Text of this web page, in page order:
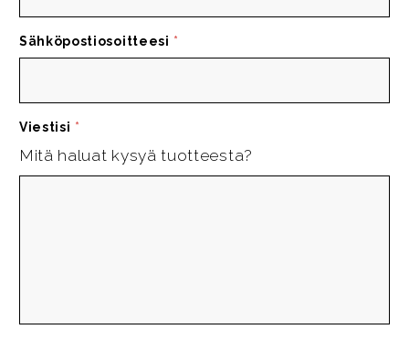
Sähköpostiosoitteesi *
Viestisi *
Mitä haluat kysyä tuotteesta?